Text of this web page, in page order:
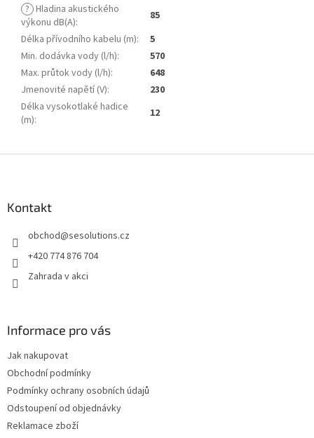
? Hladina akustického
výkonu dB(A):
85
Délka přívodního kabelu (m):
5
Min. dodávka vody (l/h):
570
Max. průtok vody (l/h):
648
Jmenovité napětí (V):
230
Délka vysokotlaké hadice
(m): 12
Kontakt
obchod@sesolutions.cz
+420 774 876 704
Zahrada v akci
Informace pro vás
Jak nakupovat
Obchodní podmínky
Podmínky ochrany osobních údajů
Odstoupení od objednávky
Reklamace zboží